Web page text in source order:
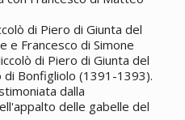
di Piero di Giunta del
e Francesco di Simone
di Piero di Giunta del
Bonfigliolo (1391-1393).
dalla
delle gabelle del